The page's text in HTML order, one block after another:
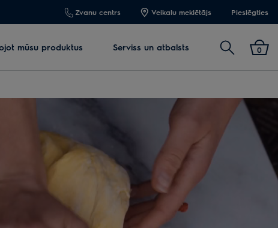
Zvanu centrs Veikalu meklētājs Pieslēgties
mūsu produktus Serviss un atbalsts Meklēt 0